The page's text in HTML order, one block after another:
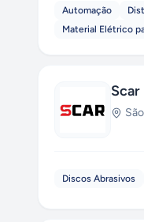
Automação
Material Elétrico
Discos Abrasivos